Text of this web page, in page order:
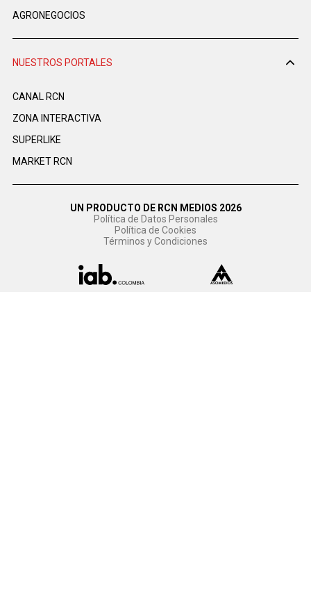
AGRONEGOCIOS
NUESTROS PORTALES
CANAL RCN
ZONA INTERACTIVA
SUPERLIKE
MARKET RCN
UN PRODUCTO DE RCN MEDIOS 2026
Política de Datos Personales
Política de Cookies
Términos y Condiciones